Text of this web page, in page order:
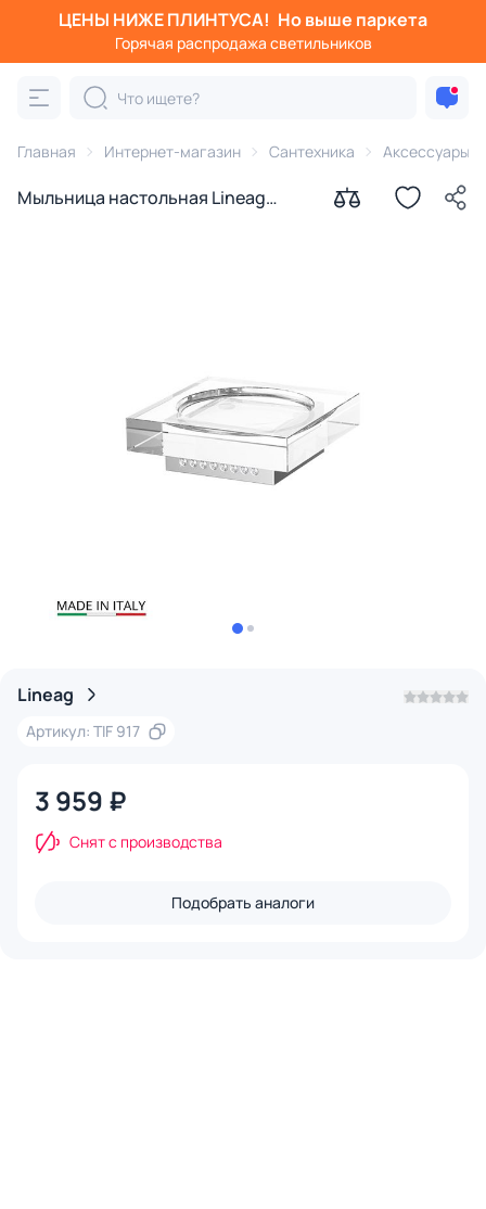
ЦЕНЫ НИЖЕ ПЛИНТУСА! Но выше паркета
Горячая распродажа светильников
Главная Интернет-магазин Сантехника Аксессуары
Мыльница настольная Lineag
Lineag
Артикул: TIF 917
3 959 ₽
Снят с производства
Подобрать аналоги